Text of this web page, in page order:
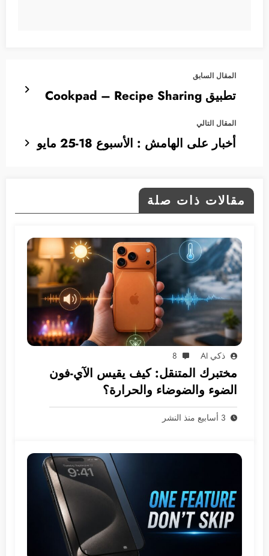
المقال السابق
تطبيق Cookpad – Recipe Sharing
المقال التالي
أخبار على الهامش : الأسبوع 18-25 مايو
مقالات ذات صلة
ذكي AI 8
مختبرك المتنقل: كيف يقيس الآي-فون
الضوء والضوضاء والحرارة؟
3 أسابيع منذ النشر